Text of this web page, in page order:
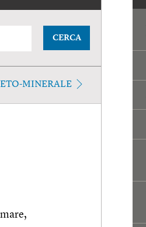
CERCA
MINERALE